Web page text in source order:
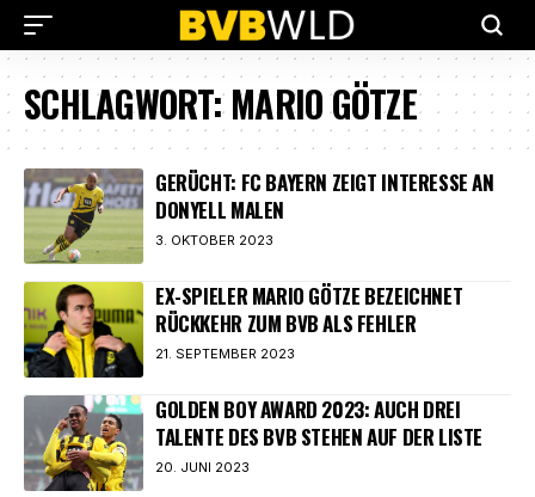
SCHLAGWORT:MARIO GÖTZE
GERÜCHT: FC BAYERN ZEIGT INTERESSE AN
DONYELL MALEN
3. OKTOBER 2023
EX-SPIELER MARIO GÖTZE BEZEICHNET
RÜCKKEHR ZUM BVB ALS FEHLER
21. SEPTEMBER 2023
GOLDEN BOY AWARD 2023: AUCH DREI
TALENTE DES BVB STEHEN AUF DER LISTE
20. JUNI 2023